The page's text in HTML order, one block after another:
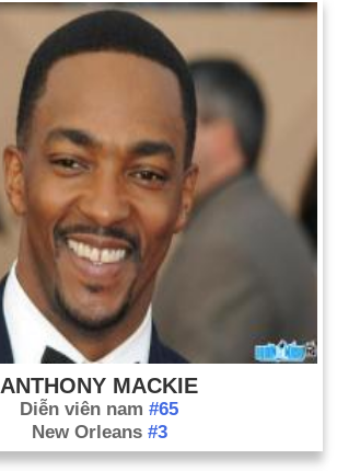
ANTHONY MACKIE
Diễn viên nam #65
New Orleans #3